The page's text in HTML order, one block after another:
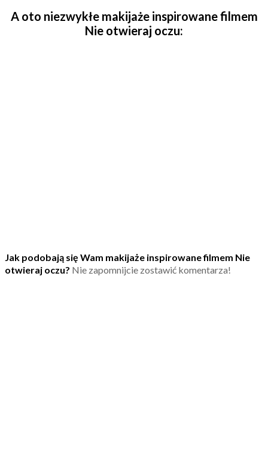
A oto niezwykłe makijaże inspirowane filmem
Nie otwieraj oczu:
Jak podobają się Wam makijaże inspirowane filmem Nie
otwieraj oczu? Nie zapomnijcie zostawić komentarza!